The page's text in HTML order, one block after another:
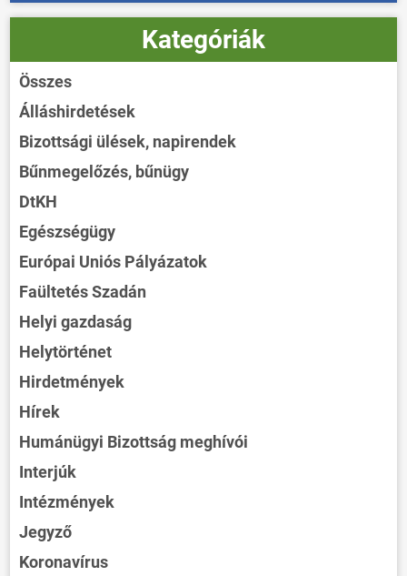
Kategóriák
Összes
Álláshirdetések
Bizottsági ülések, napirendek
Bűnmegelőzés, bűnügy
DtKH
Egészségügy
Európai Uniós Pályázatok
Faültetés Szadán
Helyi gazdaság
Helytörténet
Hirdetmények
Hírek
Humánügyi Bizottság meghívói
Interjúk
Intézmények
Jegyző
Koronavírus